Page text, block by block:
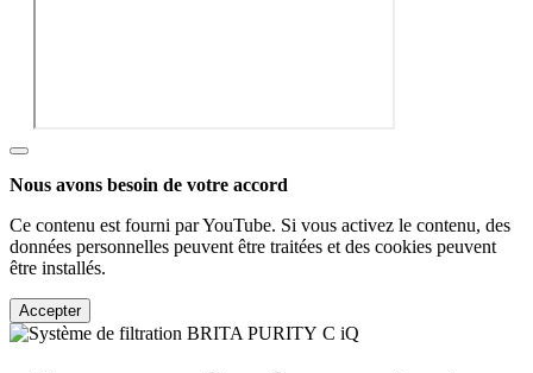
Nous avons besoin de votre accord
Ce contenu est fourni par YouTube. Si vous activez le contenu, des
données personnelles peuvent être traitées et des cookies peuvent
être installés.
Accepter